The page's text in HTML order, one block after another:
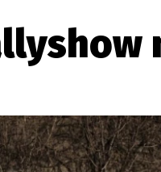
Český trh
Vydavatel Inzerce